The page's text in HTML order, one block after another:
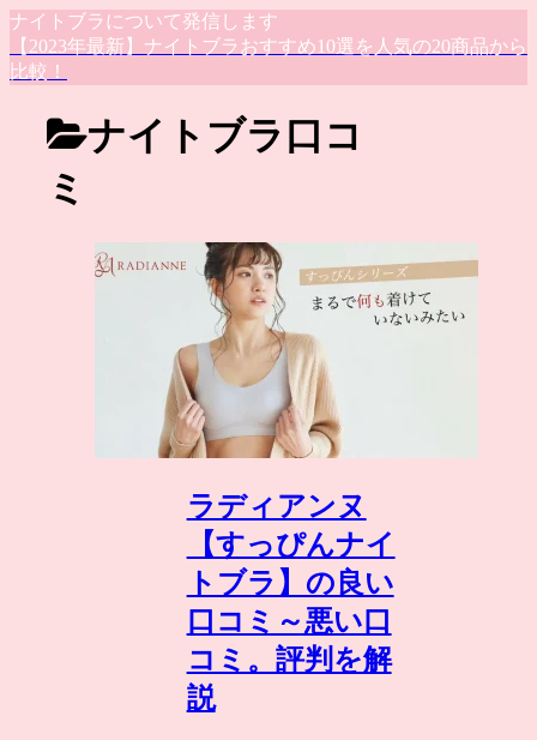
ナイトブラについて発信します
【2023年最新】ナイトブラおすすめ10選を人気の20商品から
比較！
ナイトブラ口コ
ミ
ラディアンヌ
【すっぴんナイ
トブラ】の良い
口コミ～悪い口
コミ。評判を解
説